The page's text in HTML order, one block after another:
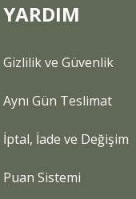
YARDIM
Gizlilik ve Güvenlik
Aynı Gün Teslimat
İptal, İade ve Değişim
Puan Sistemi